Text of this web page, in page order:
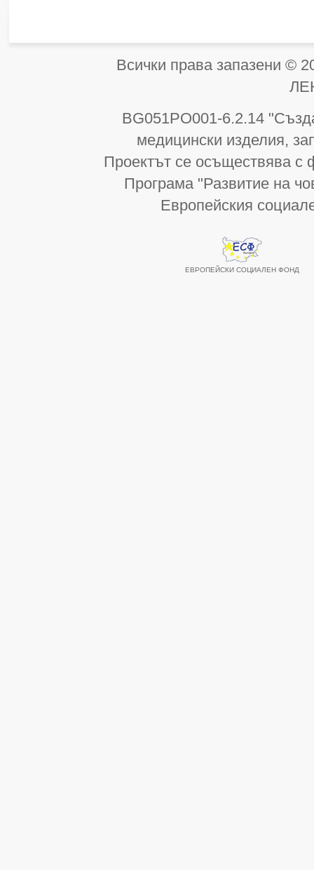
Всички права запазени
BG051PO001-6.2.14
медицински изделия,
Проектът се осъществява с
Програма "Развитие на
Европейския
ЕВРОПЕЙСКИ СОЦИАЛЕН ФОНД